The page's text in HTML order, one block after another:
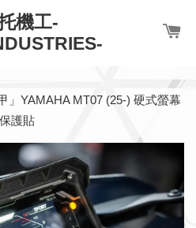
機工-
」YAMAHA MT07 (25-) 硬式螢幕
護貼